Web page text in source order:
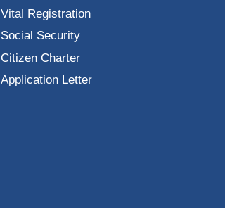
Vital Registration
Social Security
Citizen Charter
Application Letter